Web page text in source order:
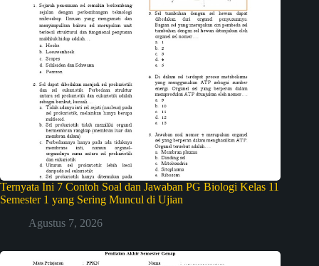
Ternyata Ini 7 Contoh Soal dan Jawaban PG Biologi Kelas 11
Semester 1 yang Sering Muncul di Ujian
Agustus 7, 2026